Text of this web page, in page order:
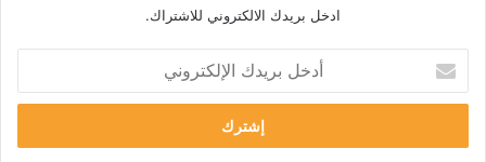
ادخل بريدك الالكتروني للاشتراك.
خ
ب